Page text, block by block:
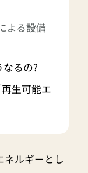
よる設備
るの?
生可能エ
ネルギーとし